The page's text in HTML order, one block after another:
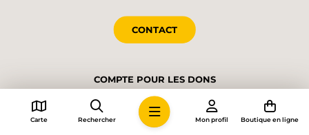
CONTACT
COMPTE POUR LES DONS
Suisse Rando, 3007 Berne
IBAN CH48 0900 0000 4001 4552 5
Carte Rechercher Mon profil Boutique en ligne